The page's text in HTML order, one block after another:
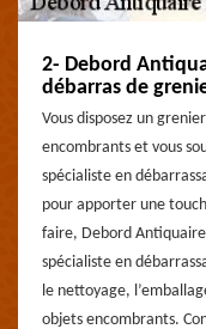
2- Debord
débarras de
Vous disposez un
encombrants et vous
spécialiste en
pour apporter une
faire, Debord
spécialiste en
le nettoyage,
objets encombrants.